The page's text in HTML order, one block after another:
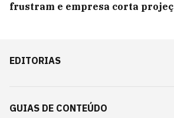
frustram e empresa corta
EDITORIAS
GUIAS DE CONTEÚDO